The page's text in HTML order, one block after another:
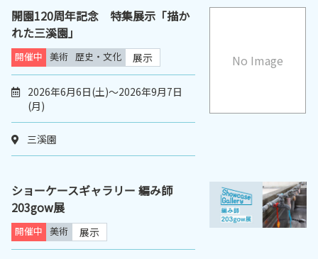
No Image
開園120周年記念 特集展示「描か
れた三溪園」
開催中 美術 歴史・文化 展示
2026年6月6日(土)～2026年9月7日
(月)
三溪園
ショーケースギャラリー 編み師
203gow展
開催中 美術 展示